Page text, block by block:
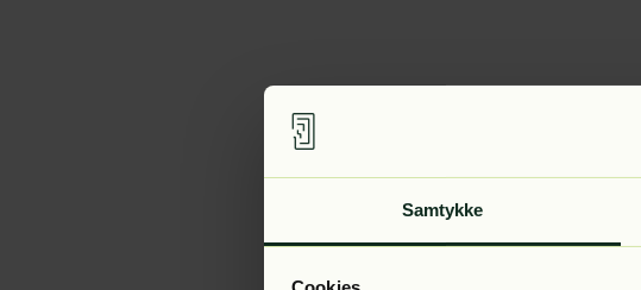
Samtykke